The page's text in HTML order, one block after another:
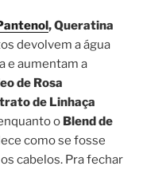
, Queratina
devolvem a água
e aumentam a
de Rosa
de Linhaça
o Blend de
como se fosse
cabelos. Pra fechar